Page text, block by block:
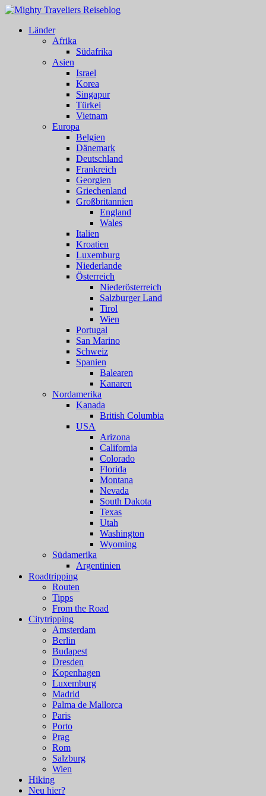
Länder
Afrika
Südafrika
Asien
Israel
Korea
Singapur
Türkei
Vietnam
Europa
Belgien
Dänemark
Deutschland
Frankreich
Georgien
Griechenland
Großbritannien
England
Wales
Italien
Kroatien
Luxemburg
Niederlande
Österreich
Niederösterreich
Salzburger Land
Tirol
Wien
Portugal
San Marino
Schweiz
Spanien
Balearen
Kanaren
Nordamerika
Kanada
British Columbia
USA
Arizona
California
Colorado
Florida
Montana
Nevada
South Dakota
Texas
Utah
Washington
Wyoming
Südamerika
Argentinien
Roadtripping
Routen
Tipps
From the Road
Citytripping
Amsterdam
Berlin
Budapest
Dresden
Kopenhagen
Luxemburg
Madrid
Palma de Mallorca
Paris
Porto
Prag
Rom
Salzburg
Wien
Hiking
Neu hier?